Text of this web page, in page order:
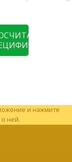
и нажмите
ней.